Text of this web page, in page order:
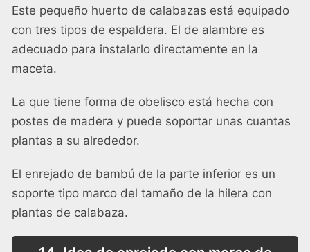
Este pequeño huerto de calabazas está equipado
con tres tipos de espaldera. El de alambre es
adecuado para instalarlo directamente en la
maceta.
La que tiene forma de obelisco está hecha con
postes de madera y puede soportar unas cuantas
plantas a su alrededor.
El enrejado de bambú de la parte inferior es un
soporte tipo marco del tamaño de la hilera con
plantas de calabaza.